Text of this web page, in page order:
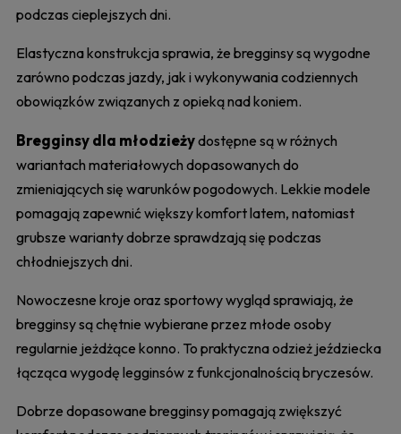
podczas cieplejszych dni.
Elastyczna konstrukcja sprawia, że bregginsy są wygodne
zarówno podczas jazdy, jak i wykonywania codziennych
obowiązków związanych z opieką nad koniem.
Bregginsy dla młodzieżydostępne są w różnych
wariantach materiałowych dopasowanych do
zmieniających się warunków pogodowych. Lekkie modele
pomagają zapewnić większy komfort latem, natomiast
grubsze warianty dobrze sprawdzają się podczas
chłodniejszych dni.
Nowoczesne kroje oraz sportowy wygląd sprawiają, że
bregginsy są chętnie wybierane przez młode osoby
regularnie jeżdżące konno. To praktyczna odzież jeździecka
łącząca wygodę legginsów z funkcjonalnością bryczesów.
Dobrze dopasowane bregginsy pomagają zwiększyć